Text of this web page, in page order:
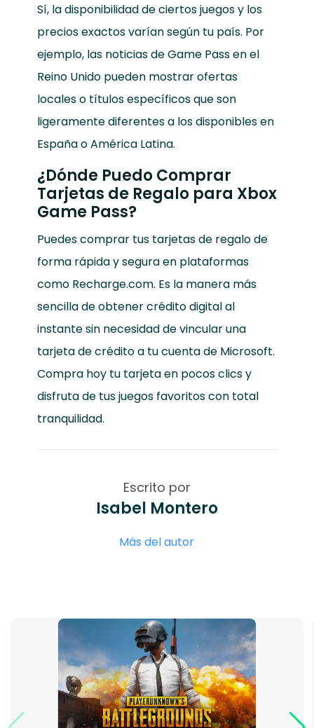
Sí, la disponibilidad de ciertos juegos y los
precios exactos varían según tu país. Por
ejemplo, las noticias de Game Pass en el
Reino Unido pueden mostrar ofertas
locales o títulos específicos que son
ligeramente diferentes a los disponibles en
España o América Latina.
¿Dónde Puedo Comprar
Tarjetas de Regalo para Xbox
Game Pass?
Puedes comprar tus tarjetas de regalo de
forma rápida y segura en plataformas
como Recharge.com. Es la manera más
sencilla de obtener crédito digital al
instante sin necesidad de vincular una
tarjeta de crédito a tu cuenta de Microsoft.
Compra hoy tu tarjeta en pocos clics y
disfruta de tus juegos favoritos con total
tranquilidad.
Escrito por
Isabel Montero
Más del autor